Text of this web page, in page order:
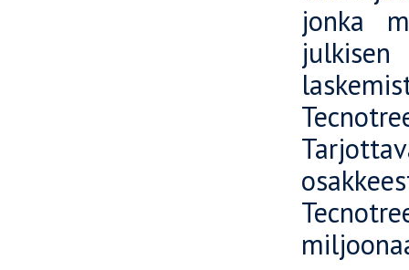
jonka
julkisen